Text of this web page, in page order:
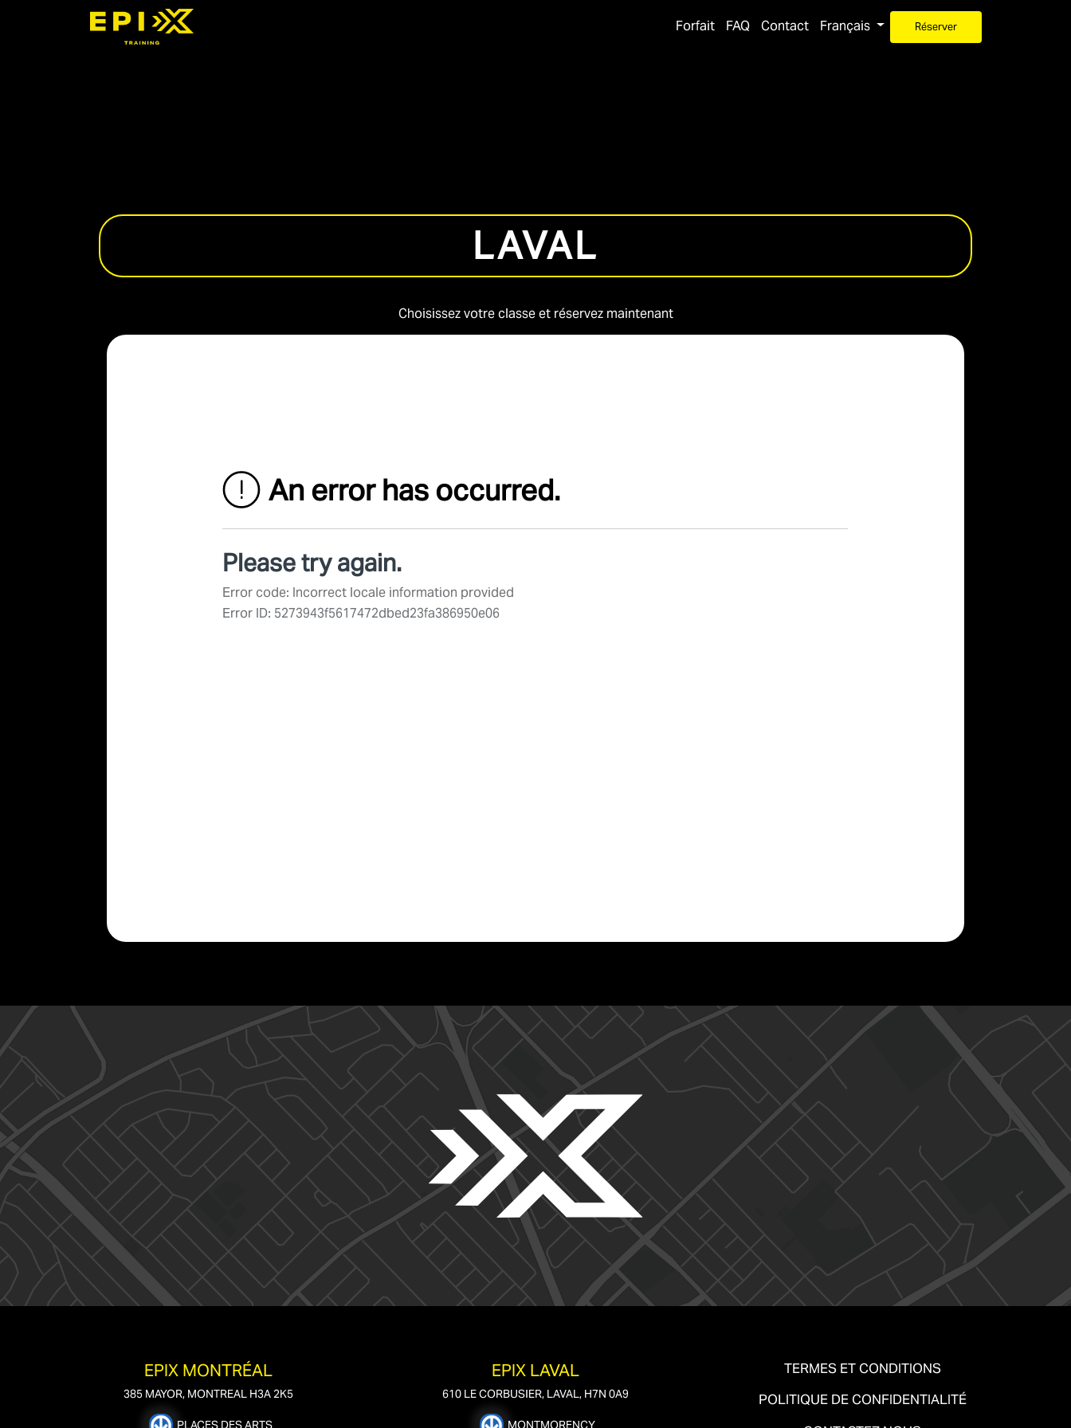
Forfait FAQ Contact Français Réserver
LAVAL
Choisissez votre classe et réservez maintenant
EPIX MONTRÉAL
385 MAYOR, MONTREAL H3A 2K5
PLACES DES ARTS
EPIX LAVAL
610 LE CORBUSIER, LAVAL, H7N 0A9
MONTMORENCY
TERMES ET CONDITIONS
POLITIQUE DE CONFIDENTIALITÉ